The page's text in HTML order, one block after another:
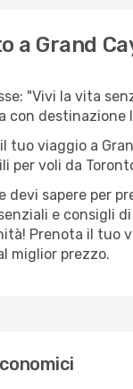
a Grand
"Vivi la vita
con destinazione
tuo viaggio a
per voli da
sapere per
e consigli
Prenota il tuo
miglior prezzo.